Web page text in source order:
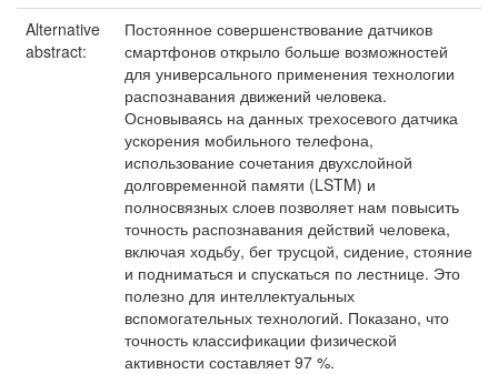
Alternative
abstract:
Постоянное совершенствование датчиков
смартфонов открыло больше возможностей
для универсального применения технологии
распознавания движений человека.
Основываясь на данных трехосевого датчика
ускорения мобильного телефона,
использование сочетания двухслойной
долговременной памяти (LSTM) и
полносвязных слоев позволяет нам повысить
точность распознавания действий человека,
включая ходьбу, бег трусцой, сидение, стояние
и подниматься и спускаться по лестнице. Это
полезно для интеллектуальных
вспомогательных технологий. Показано, что
точность классификации физической
активности составляет 97 %.